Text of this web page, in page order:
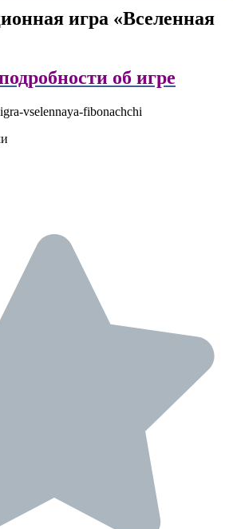
игра «Вселенная
об игре